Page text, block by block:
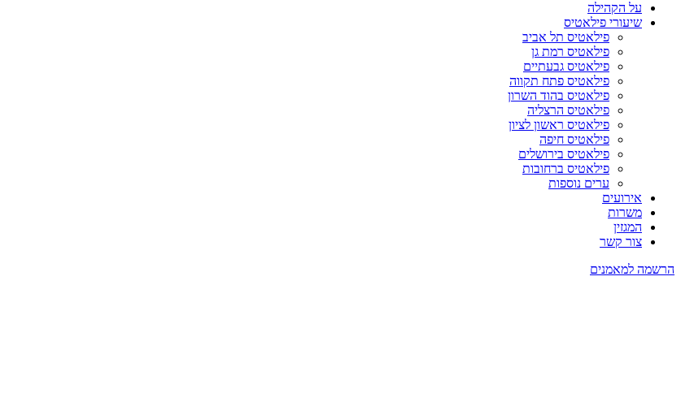
על הקהילה
שיעורי פילאטיס
פילאטיס תל אביב
פילאטיס רמת גן
פילאטיס גבעתיים
פילאטיס פתח תקווה
פילאטיס בהוד השרון
פילאטיס הרצליה
פילאטיס ראשון לציון
פילאטיס חיפה
פילאטיס בירושלים
פילאטיס ברחובות
ערים נוספות
אירועים
משרות
המגזין
צור קשר
הרשמה למאמנים